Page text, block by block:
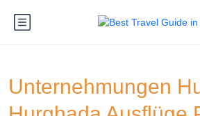
Unternehmungen